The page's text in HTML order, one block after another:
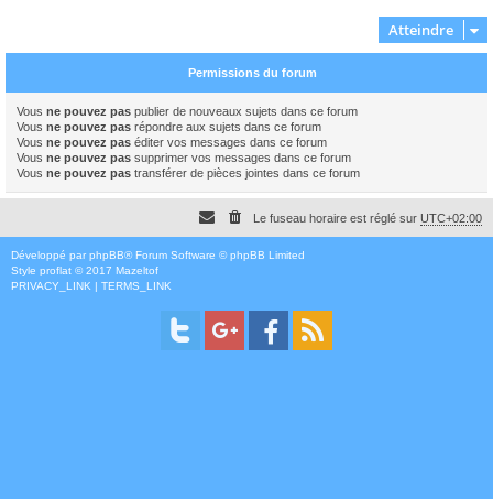
Atteindre
Permissions du forum
Vous ne pouvez pas publier de nouveaux sujets dans ce forum
Vous ne pouvez pas répondre aux sujets dans ce forum
Vous ne pouvez pas éditer vos messages dans ce forum
Vous ne pouvez pas supprimer vos messages dans ce forum
Vous ne pouvez pas transférer de pièces jointes dans ce forum
Le fuseau horaire est réglé sur UTC+02:00
Développé par phpBB® Forum Software © phpBB Limited
Style proflat © 2017 Mazeltof
PRIVACY_LINK | TERMS_LINK